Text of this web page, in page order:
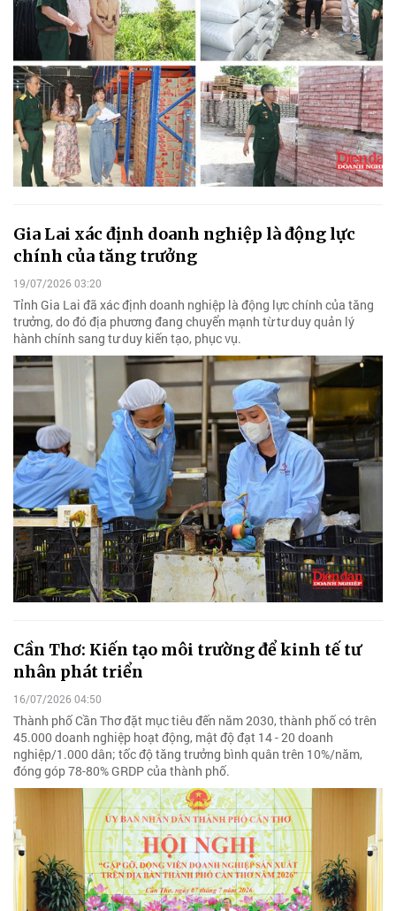
Gia Lai xác định doanh nghiệp là động lực
chính của tăng trưởng
19/07/2026 03:20
Tỉnh Gia Lai đã xác định doanh nghiệp là động lực chính của tăng
trưởng, do đó địa phương đang chuyển mạnh từ tư duy quản lý
hành chính sang tư duy kiến tạo, phục vụ.
Cần Thơ: Kiến tạo môi trường để kinh tế tư
nhân phát triển
16/07/2026 04:50
Thành phố Cần Thơ đặt mục tiêu đến năm 2030, thành phố có trên
45.000 doanh nghiệp hoạt động, mật độ đạt 14 - 20 doanh
nghiệp/1.000 dân; tốc độ tăng trưởng bình quân trên 10%/năm,
đóng góp 78-80% GRDP của thành phố.